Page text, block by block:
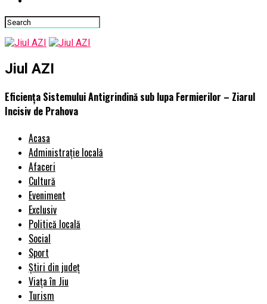
Jiul AZI
Eficiența Sistemului Antigrindină sub lupa Fermierilor – Ziarul
Incisiv de Prahova
Acasa
Administrație locală
Afaceri
Cultură
Eveniment
Exclusiv
Politică locală
Social
Sport
Știri din județ
Viața în Jiu
Turism